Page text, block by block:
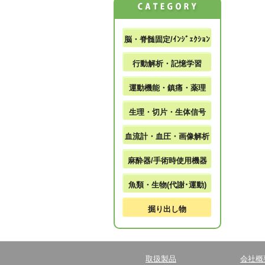
脳・脊髄固定/ｲﾝｼﾞｪｸｼｮﾝ
行動解析・記憶学習
運動機能・鎮痛・薬理
生理・切片・生体信号
血流計・血圧・画像解析
麻酔器/手術時使用機器
魚類・生物(代謝･運動)
掘り出し物
取扱製品 会社概